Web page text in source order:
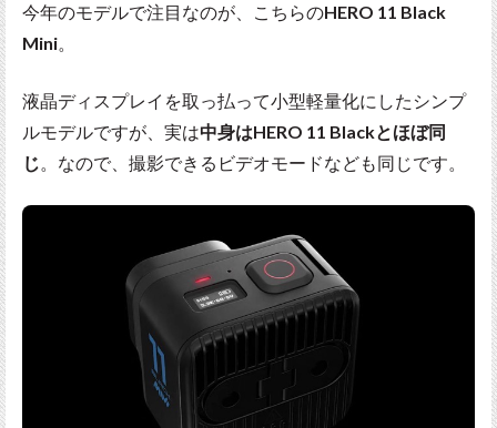
今年のモデルで注目なのが、こちらのHERO 11 Black
Mini。
液晶ディスプレイを取っ払って小型軽量化にしたシンプ
ルモデルですが、実は中身はHERO 11 Blackとほぼ同
じ。なので、撮影できるビデオモードなども同じです。